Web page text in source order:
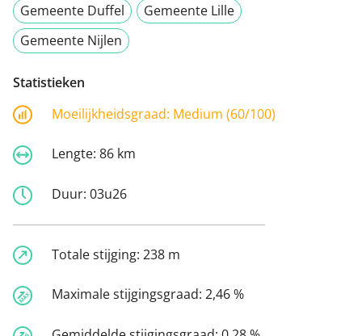
Gemeente Duffel
Gemeente Lille
Gemeente Nijlen
Statistieken
Moeilijkheidsgraad: Medium (60/100)
Lengte: 86 km
Duur: 03u26
Totale stijging: 238 m
Maximale stijgingsgraad: 2,46 %